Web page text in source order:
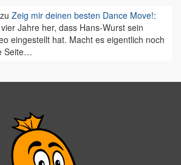
zu Zeig mir deinen besten Dance Move!:
Jahre her, dass Hans-Wurst sein
eingestellt hat. Macht es eigentlich noch
Seite…